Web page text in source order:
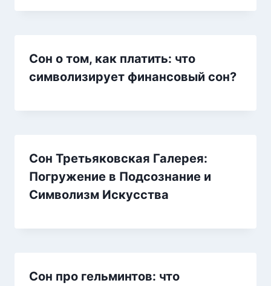
Сон о том, как платить: что
символизирует финансовый сон?
Сон Третьяковская Галерея:
Погружение в Подсознание и
Символизм Искусства
Сон про гельминтов: что